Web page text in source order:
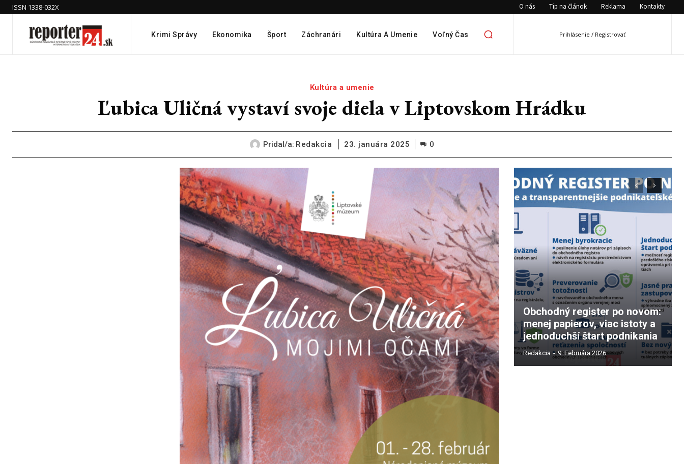
ISSN 1338-032X O nás Tip na článok Reklama Kontakty
Krimi Správy Ekonomika Šport Záchranári Kultúra A Umenie Voľný Čas Prihlásenie / Registrovať
Kultúra a umenie
Ľubica Uličná vystaví svoje diela v Liptovskom Hrádku
Pridal/a: Redakcia 23. januára 2025 0
Obchodný register po novom:
menej papierov, viac istoty a
jednoduchší štart podnikania
Redakcia - 9. Februára 2026